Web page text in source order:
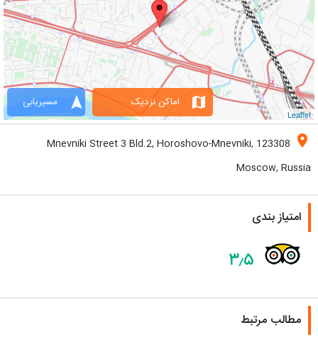
Leaflet
navigation مسیریابی map اماکن نزدیک
location_on
Mnevniki Street 3 Bld.2, Horoshovo-Mnevniki, 123308
Moscow, Russia
امتیاز بندی
۳٫۵
مطالب مرتبط